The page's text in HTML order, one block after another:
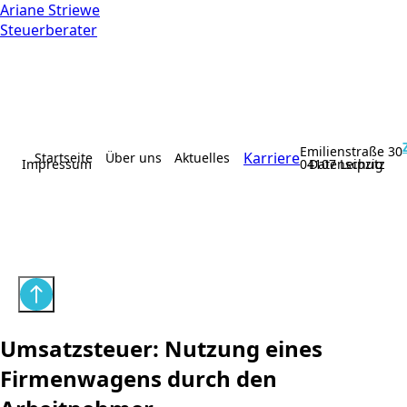
Ariane Striewe
Steuerberater
Startseite Über uns Aktuelles KarriereEmilienstraße 30
04107 Leipzig
Impressum
Datenschutz
Umsatzsteuer: Nutzung eines
Firmenwagens durch den